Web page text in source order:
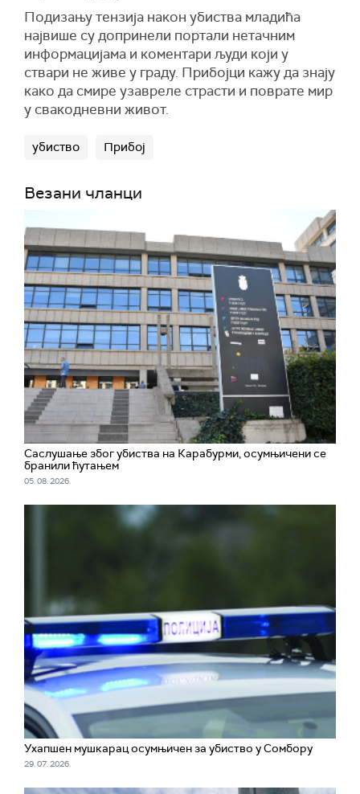
Подизању тензија након убиства младића
највише су допринели портали нетачним
информацијама и коментари људи који у
ствари не живе у граду. Прибојци кажу да знају
како да смире узавреле страсти и поврате мир
у свакодневни живот.
убиство Прибој
Везани чланци
Саслушање због убиства на Карабурми, осумњичени се
бранили ћутањем
05. 08. 2026.
Ухапшен мушкарац осумњичен за убиство у Сомбору
29. 07. 2026.